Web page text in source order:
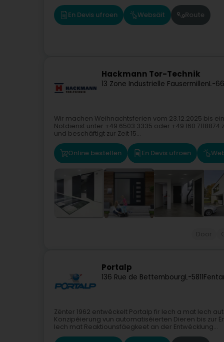
En Devis ufroen Websäit Route
Hackmann Tor-Technik
13 Zone Industrielle FausermillenL-
Wir machen Weihnachtsferien vom 23.12.2025 bis
Notdienst unter +49 6503 3335 oder +49 160
und beschäftigt zur Zeit 15...
Online bestellen En Devis ufroen
Portalp
136 Rue de BettembourgL-5811
Zënter 1962 entwéckelt Portalp fir Iech a mat Iech
Konzipéierung vun automatiséierten Dieren bis zur
Iech mat Reaktiounsfäegkeet an der Entwécklung...